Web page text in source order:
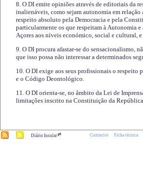
8. O DI emite opiniões através de editoriais da
inalienáveis, como sejam autonomia em relação
respeito absoluto pela Democracia e pela
particularmente os que respeitam à Autonomia
Açores aos níveis económico, social e cultural,
9. O DI procura afastar-se do sensacionalismo,
que isso possa não interessar a determinados
10. O DI exige aos seus profissionais o
e o Código Deontológico.
11. O DI orienta-se, no âmbito da Lei de
limitações inscrito na Constituição da
Diário Insular.pt Contactos Ficha técnica